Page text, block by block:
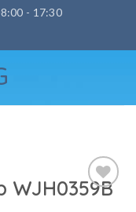
- 17:30
WJH0359B